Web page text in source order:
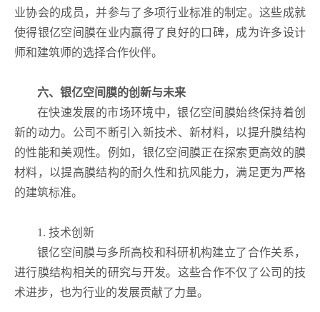
业协会的成员，并参与了多项行业标准的制定。这些成就
使得银亿空间膜在业内赢得了良好的口碑，成为许多设计
师和建筑师的选择合作伙伴。
六、银亿空间膜的创新与未来
在快速发展的市场环境中，银亿空间膜始终保持着创
新的动力。公司不断引入新技术、新材料，以提升膜结构
的性能和美观性。例如，银亿空间膜正在探索更高效的膜
材料，以提高膜结构的耐久性和抗风能力，满足更为严格
的建筑标准。
1. 技术创新
银亿空间膜与多所高校和科研机构建立了合作关系，
进行膜结构相关的研究与开发。这些合作不仅了公司的技
术进步，也为行业的发展贡献了力量。